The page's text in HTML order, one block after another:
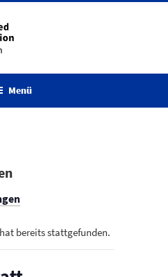
Menü
bereits stattgefunden.